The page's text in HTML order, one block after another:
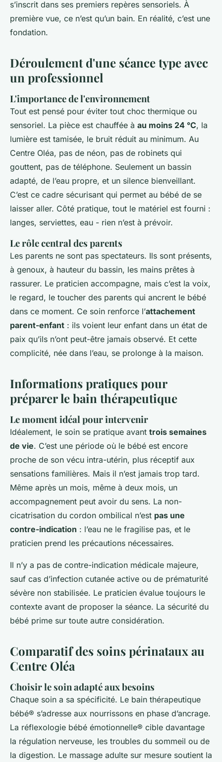
s’inscrit dans ses premiers repères sensoriels. À
première vue, ce n’est qu’un bain. En réalité, c’est une
fondation.
Déroulement d'une séance type avec
un professionnel
L'importance de l'environnement
Tout est pensé pour éviter tout choc thermique ou
sensoriel. La pièce est chauffée à au moins 24 °C, la
lumière est tamisée, le bruit réduit au minimum. Au
Centre Oléa, pas de néon, pas de robinets qui
gouttent, pas de téléphone. Seulement un bassin
adapté, de l’eau propre, et un silence bienveillant.
C’est ce cadre sécurisant qui permet au bébé de se
laisser aller. Côté pratique, tout le matériel est fourni :
langes, serviettes, eau - rien n’est à prévoir.
Le rôle central des parents
Les parents ne sont pas spectateurs. Ils sont présents,
à genoux, à hauteur du bassin, les mains prêtes à
rassurer. Le praticien accompagne, mais c’est la voix,
le regard, le toucher des parents qui ancrent le bébé
dans ce moment. Ce soin renforce l’attachement
parent-enfant : ils voient leur enfant dans un état de
paix qu’ils n’ont peut-être jamais observé. Et cette
complicité, née dans l’eau, se prolonge à la maison.
Informations pratiques pour
préparer le bain thérapeutique
Le moment idéal pour intervenir
Idéalement, le soin se pratique avant trois semaines
de vie. C’est une période où le bébé est encore
proche de son vécu intra-utérin, plus réceptif aux
sensations familières. Mais il n’est jamais trop tard.
Même après un mois, même à deux mois, un
accompagnement peut avoir du sens. La non-
cicatrisation du cordon ombilical n’est pas une
contre-indication : l’eau ne le fragilise pas, et le
praticien prend les précautions nécessaires.
Il n’y a pas de contre-indication médicale majeure,
sauf cas d’infection cutanée active ou de prématurité
sévère non stabilisée. Le praticien évalue toujours le
contexte avant de proposer la séance. La sécurité du
bébé prime sur toute autre considération.
Comparatif des soins périnataux au
Centre Oléa
Choisir le soin adapté aux besoins
Chaque soin a sa spécificité. Le bain thérapeutique
bébé® s’adresse aux nourrissons en phase d’ancrage.
La réflexologie bébé émotionnelle® cible davantage
la régulation nerveuse, les troubles du sommeil ou de
la digestion. Le massage adulte sur mesure soutient la